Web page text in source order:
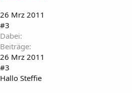
26 Mrz 2011
#3
Dabei
Beiträge
26 Mrz 2011
#3
Hallo Steffie